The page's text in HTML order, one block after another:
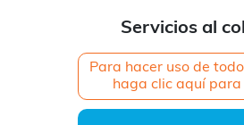
Servicios al
Para hacer uso de
haga clic aquí para